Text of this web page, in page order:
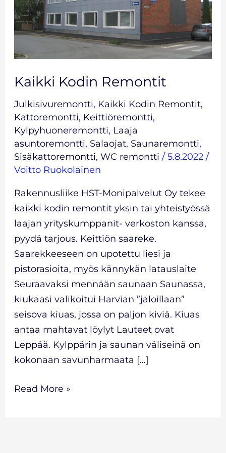
Kaikki Kodin Remontit
Julkisivuremontti, Kaikki Kodin Remontit,
Kattoremontti, Keittiöremontti,
Kylpyhuoneremontti, Laaja
asuntoremontti, Salaojat, Saunaremontti,
Sisäkattoremontti, WC remontti / 5.8.2022 /
Voitto Ruokolainen
Rakennusliike HST-Monipalvelut Oy tekee
kaikki kodin remontit yksin tai yhteistyössä
laajan yrityskumppanit- verkoston kanssa,
pyydä tarjous. Keittiön saareke.
Saarekkeeseen on upotettu liesi ja
pistorasioita, myös kännykän latauslaite
Seuraavaksi mennään saunaan Saunassa,
kiukaasi valikoitui Harvian ”jaloillaan”
seisova kiuas, jossa on paljon kiviä. Kiuas
antaa mahtavat löylyt Lauteet ovat
Leppää. Kylppärin ja saunan väliseinä on
kokonaan savunharmaata […]
Read More »